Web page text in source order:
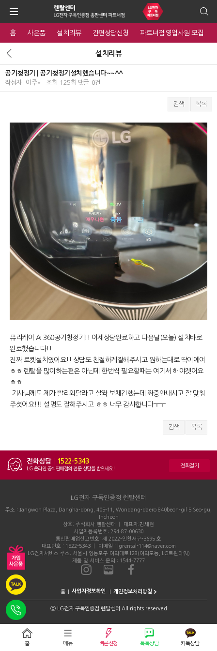
홈 사은품 설치리뷰 간편상담신청 파트너점·영업사원 모집
설치리뷰
공기청정기 | 공기청정기설치했습니다~~^^
작성자 이주* 조회 125회 댓글 0건
검색 목록
퓨리케어 Ai 360공기청정기!! 어제상담완료하고 다음날(오늘) 설치바로
완료했습니다!!
진짜 로켓설치였어요!! 상담도 친절하게잘해주시고 원하는대로 딱이에여
ㅎㅎ 렌탈을 많이하는편은 아닌데 한번씩 필요할때는 여기서 해야겟어요
ㅎㅎ
기사님께도 제가 빨리와달라고 살짝 보채긴했는데 짜증안내시고 잘 맞춰
주셧어요!!! 설명도 잘해주시고 ㅎㅎ 너무 감샤햡니다ㅜㅜ
검색 목록
전화상담 1522-5343
LG 온라인 공식판매점의 전문 상담을 받으세요! 전화걸기
LG전자 구독인증점 렌탈센터
주소 : Jangwon Plaza, Dangha-dong, 405-11, Wondang-daero 840beon-gil 5 Seo-gu,
Incheon
상호: 주식회사 렌탈센터 │ 대표자:김세현
사업자등록번호: 294-87-00630
통신판매업신고번호: 제 2022-인천서구-3695 호
대표번호 : 1522-5343 │ 이메일 : lgrental-114@naver.com
LG전자서비스 주소: 서울시 영등포구 여의대로128(여의도동, LG트윈타워)
제품 및 서비스 문의 : 1544-7777
홈 개인정보처리방침
ⓒLG전자 구독인증점 렌탈센터 All rights reserved
홈 메뉴 빠른신청 톡톡상담 카톡상담